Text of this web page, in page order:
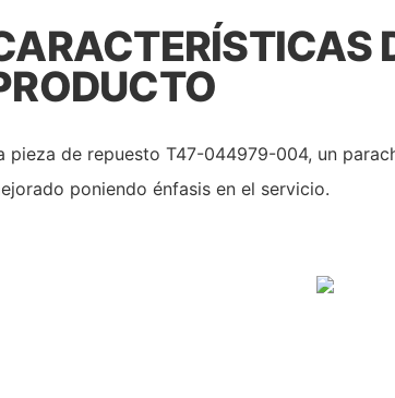
pieza de repuesto T47-044979-004, un
poniendo énfasis en el servicio.